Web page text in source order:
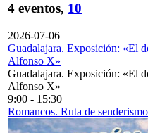
4 eventos, 10
2026-07-06
Guadalajara. Exposición: «El
Alfonso X»
Guadalajara. Exposición: «El
Alfonso X»
9:00 - 15:30
Romancos. Ruta de